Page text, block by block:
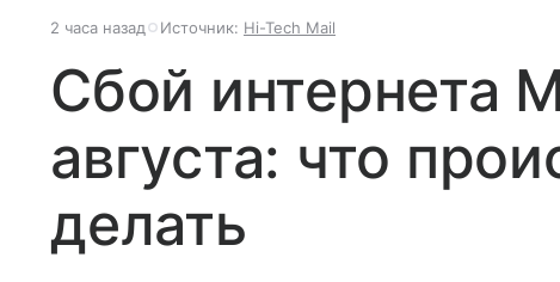
2 часа назад Источник: Hi-Tech Mail
Сбой интернета
августа: что
делать